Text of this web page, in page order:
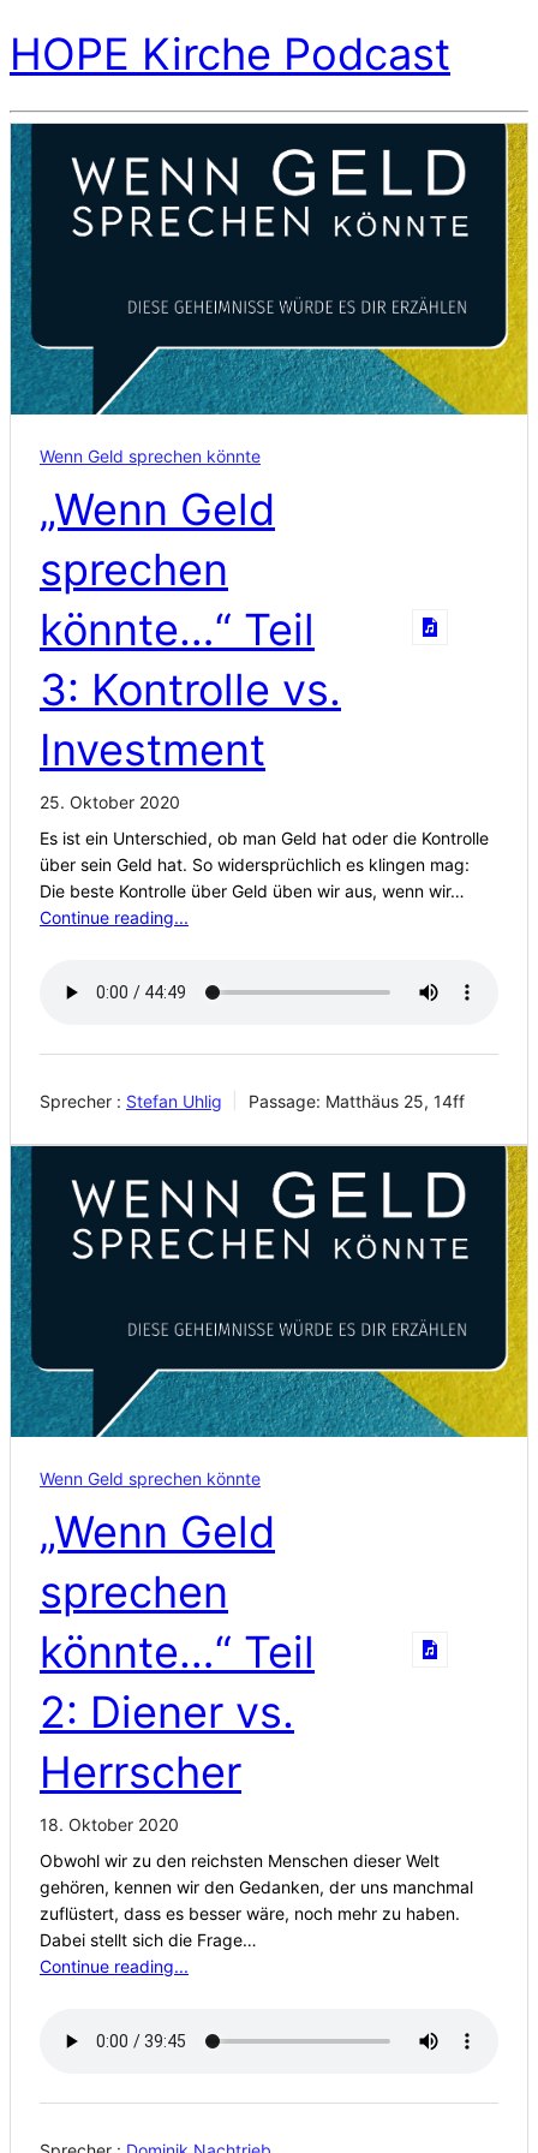
HOPE Kirche Podcast
Wenn Geld sprechen könnte
„Wenn Geld
sprechen
könnte…“ Teil
3: Kontrolle vs.
Investment
25. Oktober 2020
Es ist ein Unterschied, ob man Geld hat oder die Kontrolle
über sein Geld hat. So widersprüchlich es klingen mag:
Die beste Kontrolle über Geld üben wir aus, wenn wir…
Continue reading...
Sprecher : Stefan Uhlig Passage: Matthäus 25, 14ff
Wenn Geld sprechen könnte
„Wenn Geld
sprechen
könnte…“ Teil
2: Diener vs.
Herrscher
18. Oktober 2020
Obwohl wir zu den reichsten Menschen dieser Welt
gehören, kennen wir den Gedanken, der uns manchmal
zuflüstert, dass es besser wäre, noch mehr zu haben.
Dabei stellt sich die Frage…
Continue reading...